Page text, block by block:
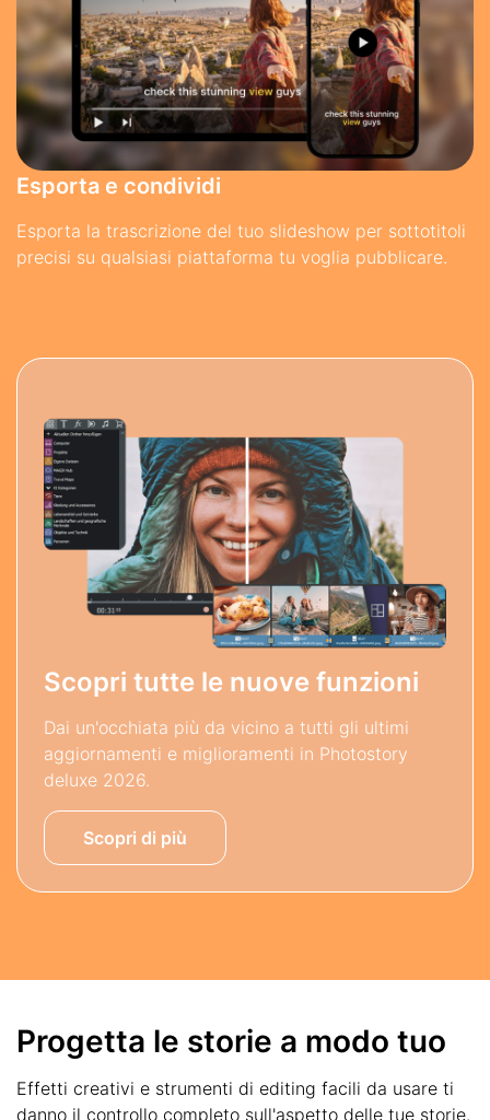
Esporta e condividi
Esporta la trascrizione del tuo slideshow per sottotitoli
precisi su qualsiasi piattaforma tu voglia pubblicare.
Scopri tutte le nuove funzioni
Dai un'occhiata più da vicino a tutti gli ultimi
aggiornamenti e miglioramenti in Photostory
deluxe 2026.
Scopri di più
Progetta le storie a modo tuo
Effetti creativi e strumenti di editing facili da usare ti
danno il controllo completo sull'aspetto delle tue storie.